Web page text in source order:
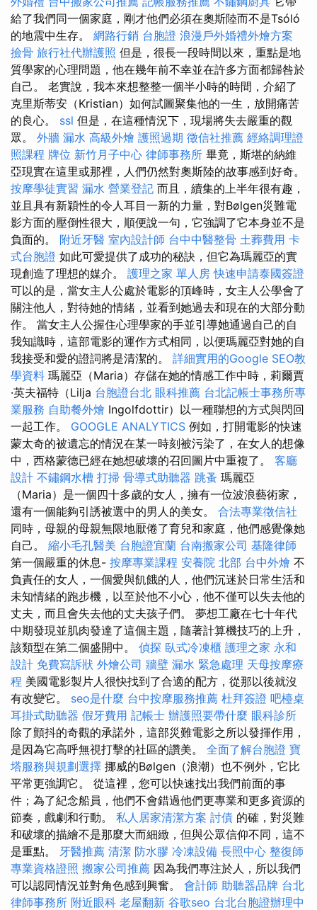
給了我們同一個家庭，剛才他們必須在奧斯陸而不是Tsóló
的地震中生存。 網路行銷 台胞證 浪漫戶外婚禮外燴方案
撿骨 旅行社代辦護照 但是，很長一段時間以來，重點是地
質學家的心理問題，他在幾年前不幸並在許多方面都歸咎於
自己。 老實說，我本來想整整一個半小時的時間，介紹了
克里斯蒂安（Kristian）如何試圖聚集他的一生，放開痛苦
的良心。 ssl 但是，在這種情況下，現場將失去嚴重的觀
眾。 外牆 漏水 高級外燴 護照過期 徵信社推薦 經絡調理證
照課程 牌位 新竹月子中心 律師事務所 畢竟，斯堪的納維
亞現實在這里或那裡，人們仍然對奧斯陸的故事感到好奇。
按摩學徒實習 漏水 營業登記 而且，續集的上半年很有趣，
並且具有新穎性的令人耳目一新的力量，對Bølgen災難電
影方面的壓倒性很大，順便說一句，它強調了它本身並不是
負面的。 附近牙醫 室內設計師 台中中醫整骨 土葬費用 卡
式台胞證 如此可愛提供了成功的秘訣，但它為瑪麗亞的實
現創造了理想的媒介。 護理之家 單人房 快速申請泰國簽證
可以的是，當女主人公處於電影的頂峰時，女主人公學會了
關注他人，對待她的情緒，並看到她過去和現在的大部分動
作。 當女主人公握住心理學家的手並引導她通過自己的自
我知識時，這部電影的運作方式相同，以便瑪麗亞對她的自
我接受和愛的證詞將是清潔的。 詳細實用的Google SEO教
學資料 瑪麗亞（Maria）存儲在她的情感工作中時，莉爾賈
·英夫福特（Lilja 台胞證台北 眼科推薦 台北記帳士事務所專
業服務 自助餐外燴 Ingolfdottir）以一種聯想的方式與閃回
一起工作。 GOOGLE ANALYTICS 例如，打開電影的快速
蒙太奇的被遺忘的情況在某一時刻被污染了，在女人的想像
中，西格蒙德已經在她想破壞的召回圖片中重複了。 客廳
設計 不鏽鋼水槽 打掃 骨導式助聽器 跳蚤 瑪麗亞
（Maria）是一個四十多歲的女人，擁有一位波浪藝術家，
還有一個能夠引誘被選中的男人的美女。 合法專業徵信社
同時，母親的母親無限地厭倦了育兒和家庭，他們感覺像她
自己。 縮小毛孔醫美 台胞證宜蘭 台南搬家公司 基隆律師
第一個嚴重的休息- 按摩專業課程 安養院 北部 台中外燴 不
負責任的女人，一個愛與飢餓的人，他們沉迷於日常生活和
未知情緒的跑步機，以至於他不小心，他不僅可以失去他的
丈夫，而且會失去他的丈夫孩子們。 夢想工廠在七十年代
中期發現並肌肉發達了這個主題，隨著計算機技巧的上升，
該類型在第二個盛開中。 偵探 臥式冷凍櫃 護理之家 永和
設計 免費寫訴狀 外燴公司 牆壁 漏水 緊急處理 天母按摩療
程 美國電影製片人很快找到了合適的配方，從那以後就沒
有改變它。 seo是什麼 台中按摩服務推薦 杜拜簽證 吧檯桌
耳掛式助聽器 假牙費用 記帳士 辦護照要帶什麼 眼科診所
除了顫抖的奇觀的承諾外，這部災難電影之所以發揮作用，
是因為它高呼無視打擊的社區的讚美。 全面了解台胞證 寶
塔服務與規劃選擇 挪威的Bølgen（浪潮）也不例外，它比
平常更強調它。 從這裡，您可以快速找出我們前面的事
件；為了紀念船員，他們不會錯過他們更專業和更多資源的
節奏，戲劇和行動。 私人居家清潔方案 討債 的確，對災難
和破壞的描繪不是那麼大而細緻，但與公眾信仰不同，這不
是重點。 牙醫推薦 清潔 防水膠 冷凍設備 長照中心 整復師
專業資格證照 搬家公司推薦 因為我們專注於人，所以我們
可以認同情況並對角色感到興奮。 會計師 助聽器品牌 台北
律師事務所 附近眼科 老屋翻新 谷歌seo 台北台胞證辦理中